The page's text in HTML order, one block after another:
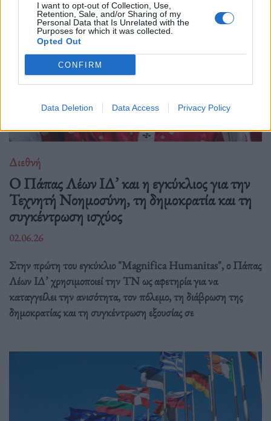
I want to opt-out of Collection, Use,
Retention, Sale, and/or Sharing of my
Personal Data that Is Unrelated with the
Purposes for which it was collected.
Opted Out
CONFIRM
Data Deletion Data Access Privacy Policy
Διεθνή
Ο Πάπας Λέων ΙΔ’ και η εγκύκλιος για την
Τεχνητή Νοημοσύνη, τη δημοκρατία και τη
συγκέντρωση ισχύος
02.06.26
Στην πρώτη του εγκύκλιο "Magnifica Humanitas", ο Πάπας
Λέων ΙΔ’ χρησιμοποιεί την ΤΝ ως αφετηρία για να
καταγγείλει την ανισότητα, τον πόλεμο, τη διάβρωση της
δημοκρατίας και τη συγκέντρωση εξουσίας σε